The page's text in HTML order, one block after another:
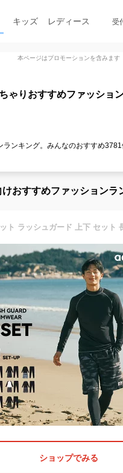
キッズ レディース 受
本ページはプロモーションを含みます
ゃりおすすめファッショ
ランキング。みんなのおすすめ
けおすすめファッションラ
ショップでみる